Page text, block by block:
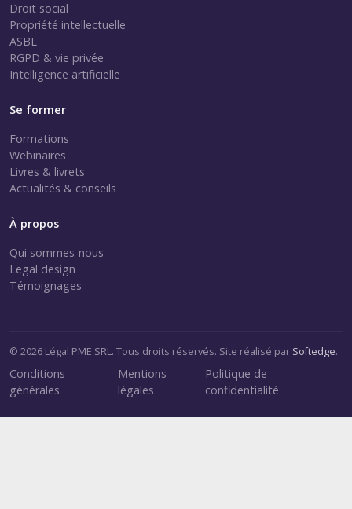
Droit social
Propriété intellectuelle
ASBL
RGPD & vie privée
Intelligence artificielle
Se former
Formations
Webinaires
Livres & livrets
Actualités & conseils
À propos
Qui sommes-nous
Legal design
Témoignages
© 2026 Légal PME SRL. Tous droits réservés. Site réalisé par Softedge.
Conditions
générales
Mentions
légales
Politique de
confidentialité